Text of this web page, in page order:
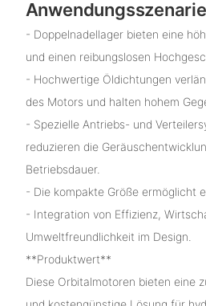
- Doppelnadellager bieten eine
und einen reibungslosen
- Hochwertige Öldichtungen
des Motors und halten hohem
- Spezielle Antriebs- und
reduzieren die
Betriebsdauer.
- Die kompakte Größe ermöglicht
- Integration von Effizienz,
Umweltfreundlichkeit im Design.
**Produktwert**
Diese Orbitalmotoren bieten eine